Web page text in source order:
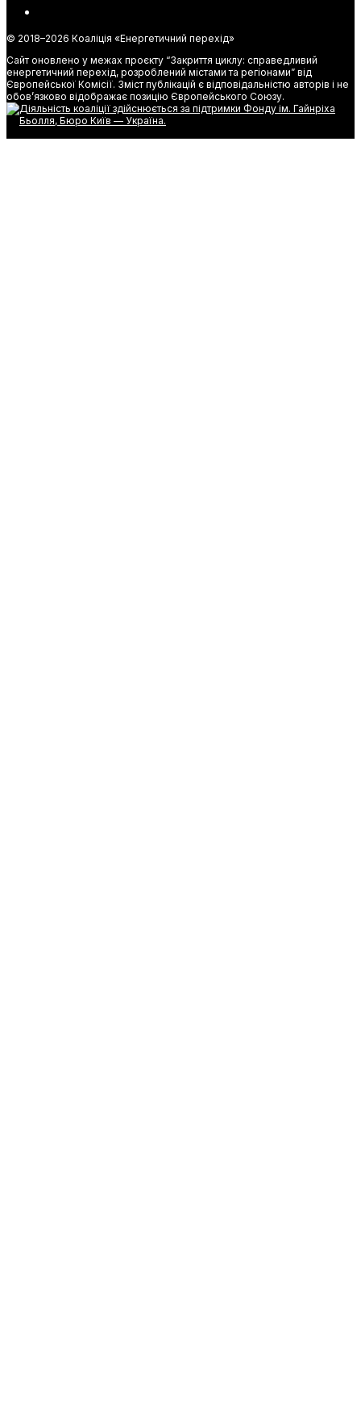
© 2018–2026 Коаліція «Енергетичний перехід»
Сайт оновлено у межах проєкту “Закриття циклу: справедливий
енергетичний перехід, розроблений містами та регіонами” від
Європейської Комісії. Зміст публікацій є відповідальністю авторів і не
обов’язково відображає позицію Європейського Союзу.